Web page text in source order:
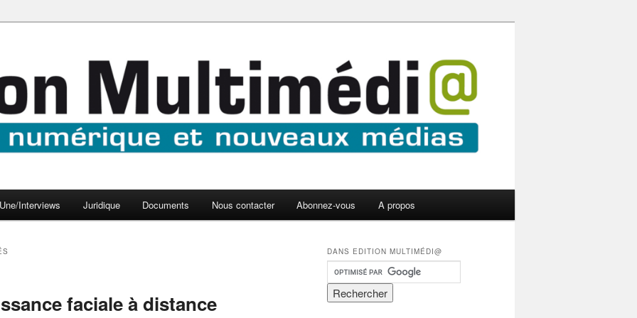
Une/Interviews Juridique Documents Nous contacter Abonnez-vous A propos
faciale à distance
DANS EDITION MULTIMÉDI@